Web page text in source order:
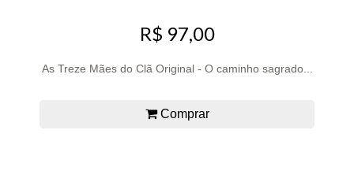
R$ 97,00
As Treze Mães do Clã Original - O caminho sagrado...
Comprar